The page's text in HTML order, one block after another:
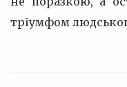
тріумфом